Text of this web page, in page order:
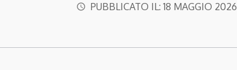
access_time PUBBLICATO IL:18 MAGGIO 2026